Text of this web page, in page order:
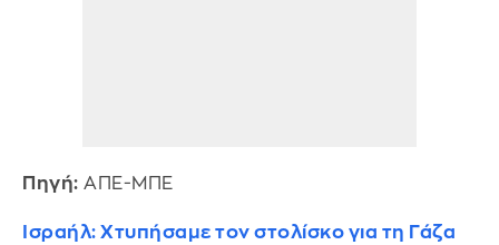
Πηγή: ΑΠΕ-ΜΠΕ
Iσραήλ: Χτυπήσαμε τον στολίσκο για τη Γάζα